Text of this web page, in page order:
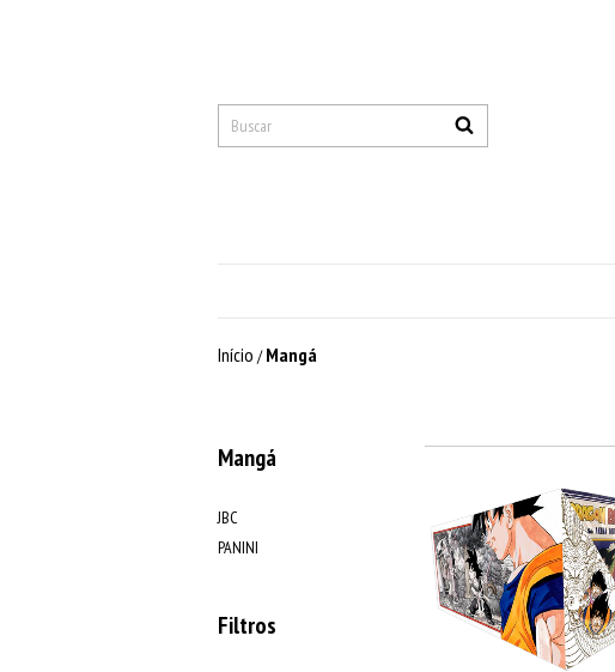
Início / Mangá
Mangá
JBC
PANINI
Filtros